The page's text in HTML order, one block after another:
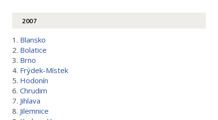
2007
1. Blansko
2. Bolatice
3. Brno
4. Frýdek-Místek
5. Hodonín
6. Chrudim
7. Jihlava
8. Jilemnice